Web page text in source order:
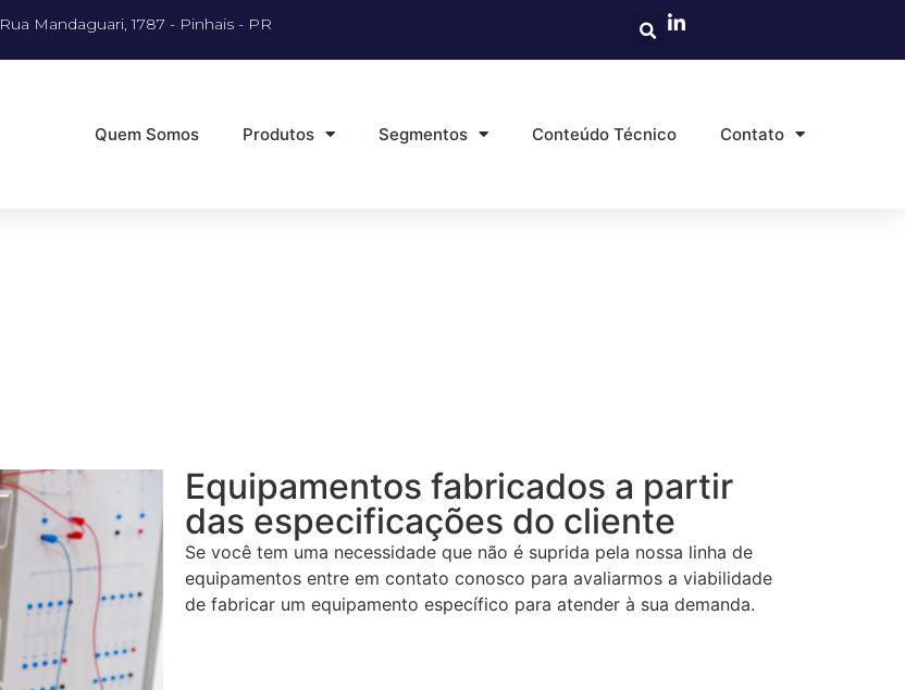
Rua Mandaguari, 1787 - Pinhais - PR
Quem Somos Produtos Segmentos Conteúdo Técnico Contato
Equipamentos fabricados a partir
das especificações do cliente
Se você tem uma necessidade que não é suprida pela nossa linha de
equipamentos entre em contato conosco para avaliarmos a viabilidade
de fabricar um equipamento específico para atender à sua demanda.